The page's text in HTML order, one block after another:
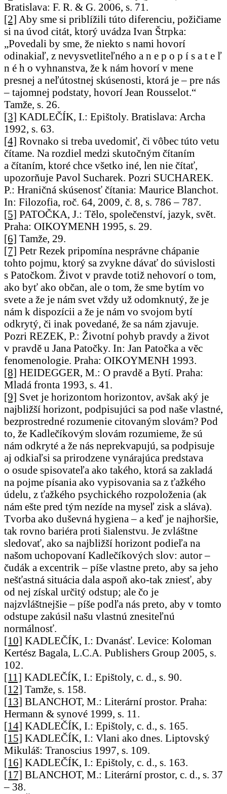
Bratislava: F. R. & G. 2006, s. 71.
[2] Aby sme si priblížili túto diferenciu, požičiame
si na úvod citát, ktorý uvádza Ivan Štrpka:
„Povedali by sme, že niekto s nami hovorí
odinakiaľ, z nevysvetliteľného a n e p o p í s a t e ľ
n é h o vyhnanstva, že k nám hovorí v mene
presnej a neľútostnej skúsenosti, ktorá je – pre nás
– tajomnej podstaty, hovorí Jean Rousselot.“
Tamže, s. 26.
[3] KADLEČÍK, I.: Epištoly. Bratislava: Archa
1992, s. 63.
[4] Rovnako si treba uvedomiť, či vôbec túto vetu
čítame. Na rozdiel medzi skutočným čítaním
a čítaním, ktoré chce všetko iné, len nie čítať,
upozorňuje Pavol Sucharek. Pozri SUCHAREK.
P.: Hraničná skúsenosť čítania: Maurice Blanchot.
In: Filozofia, roč. 64, 2009, č. 8, s. 786 – 787.
[5] PATOČKA, J.: Tělo, společenství, jazyk, svět.
Praha: OIKOYMENH 1995, s. 29.
[6] Tamže, 29.
[7] Petr Rezek pripomína nesprávne chápanie
tohto pojmu, ktorý sa zvykne dávať do súvislosti
s Patočkom. Život v pravde totiž nehovorí o tom,
ako byť ako občan, ale o tom, že sme bytím vo
svete a že je nám svet vždy už odomknutý, že je
nám k dispozícii a že je nám vo svojom bytí
odkrytý, či inak povedané, že sa nám zjavuje.
Pozri REZEK, P.: Životní pohyb pravdy a život
v pravdě u Jana Patočky. In: Jan Patočka a věc
fenomenologie. Praha: OIKOYMENH 1993.
[8] HEIDEGGER, M.: O pravdě a Bytí. Praha:
Mladá fronta 1993, s. 41.
[9] Svet je horizontom horizontov, avšak aký je
najbližší horizont, podpisujúci sa pod naše vlastné,
bezprostredné rozumenie citovaným slovám? Pod
to, že Kadlečíkovým slovám rozumieme, že sú
nám odkryté a že nás neprekvapujú, sa podpisuje
aj odkiaľsi sa prirodzene vynárajúca predstava
o osude spisovateľa ako takého, ktorá sa zakladá
na pojme písania ako vypisovania sa z ťažkého
údelu, z ťažkého psychického rozpoloženia (ak
nám ešte pred tým nezíde na myseľ zisk a sláva).
Tvorba ako duševná hygiena – a keď je najhoršie,
tak rovno bariéra proti šialenstvu. Je zvláštne
sledovať, ako sa najbližší horizont podieľa na
našom uchopovaní Kadlečíkových slov: autor –
čudák a excentrik – píše vlastne preto, aby sa jeho
nešťastná situácia dala aspoň ako-tak zniesť, aby
od nej získal určitý odstup; ale čo je
najzvláštnejšie – píše podľa nás preto, aby v tomto
odstupe zakúsil našu vlastnú znesiteľnú
normálnosť.
[10] KADLEČÍK, I.: Dvanásť. Levice: Koloman
Kertész Bagala, L.C.A. Publishers Group 2005, s.
102.
[11] KADLEČÍK, I.: Epištoly, c. d., s. 90.
[12] Tamže, s. 158.
[13] BLANCHOT, M.: Literární prostor. Praha:
Hermann & synové 1999, s. 11.
[14] KADLEČÍK, I.: Epištoly, c. d., s. 165.
[15] KADLEČÍK, I.: Vlani ako dnes. Liptovský
Mikuláš: Tranoscius 1997, s. 109.
[16] KADLEČÍK, I.: Epištoly, c. d., s. 163.
[17] BLANCHOT, M.: Literární prostor, c. d., s. 37
– 38.